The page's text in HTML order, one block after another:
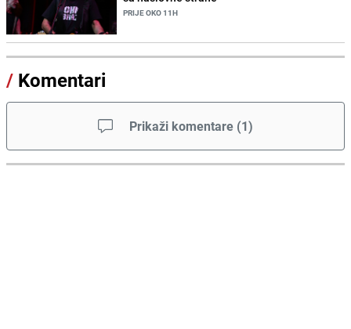
PRIJE OKO 11H
/ Komentari
Prikaži komentare (1)